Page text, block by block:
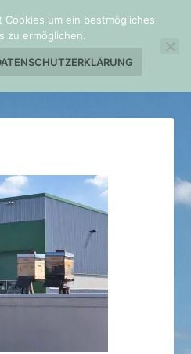
Cookies um ein bestmögliches
zu ermöglichen.